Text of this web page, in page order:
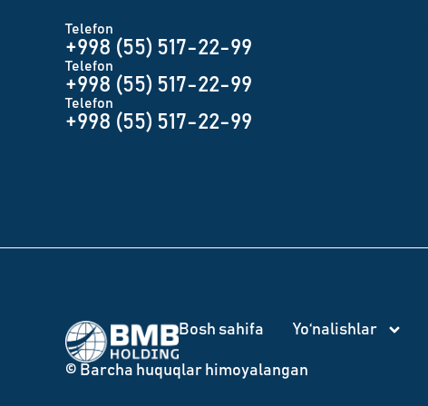
Telefon
+998 (55) 517-22-99
Telefon
+998 (55) 517-22-99
Telefon
+998 (55) 517-22-99
Bosh sahifa Yo‘nalishlar
© Barcha huquqlar himoyalangan